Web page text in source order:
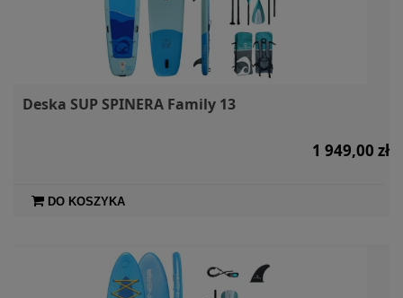
Deska SUP SPINERA Family 13
1 949,00 zł
DO KOSZYKA